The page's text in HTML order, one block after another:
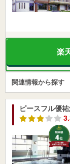
楽
関連情報から探す
ピースフル優